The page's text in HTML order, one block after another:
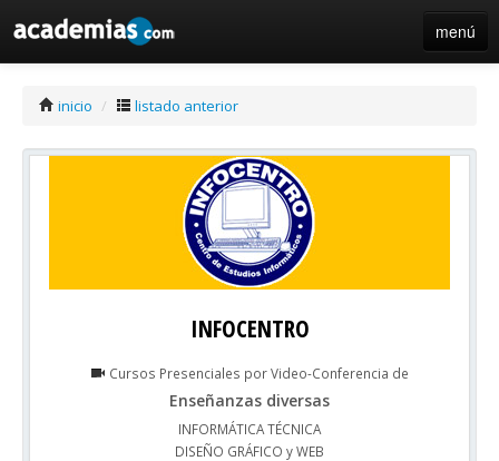
menú
inicio / listado anterior
INFOCENTRO
Cursos Presenciales por Video-Conferencia de
Enseñanzas diversas
INFORMÁTICA TÉCNICA
DISEÑO GRÁFICO y WEB